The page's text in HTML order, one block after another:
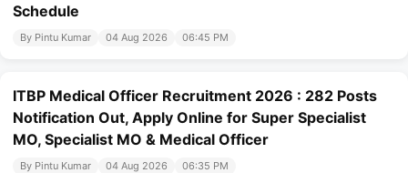
Schedule
By Pintu Kumar 04 Aug 2026 06:45 PM
ITBP Medical Officer Recruitment 2026 : 282 Posts
Notification Out, Apply Online for Super Specialist
MO, Specialist MO & Medical Officer
By Pintu Kumar 04 Aug 2026 06:35 PM